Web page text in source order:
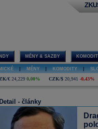
MĚNY & SAZBY
MĚNY KOMODITY
€ 24,229 0,00% CZK/$ 20,941 -0,43%
Detail - články